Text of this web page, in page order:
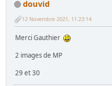
douvid
12 Novembre 2021, 11:23:14
Merci Gauthier
2 images de MP
29 et 30